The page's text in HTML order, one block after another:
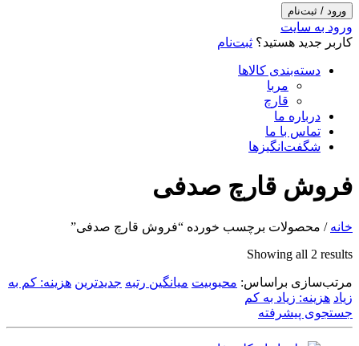
ورود / ثبت‌نام
ورود به سایت
کاربر جدید هستید؟ ثبت‌نام
دسته‌بندی کالاها
مربا
قارچ
درباره ما
تماس با ما
شگفت‌انگیزها
فروش قارچ صدفی
خانه / محصولات برچسب خورده “فروش قارچ صدفی”
Showing all 2 results
latestمرتب‌سازی براساس: محبوبیت میانگین رتبه جدیدترین هزینه: کم به
زیاد هزینه: زیاد به کم
جستجوی پیشرفته